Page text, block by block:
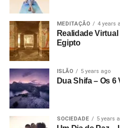
MEDITAÇÃO 4 years
Realidade
Egipto
ISLÃO 5 years ago
Dua Shifa – Os
SOCIEDADE 5 years